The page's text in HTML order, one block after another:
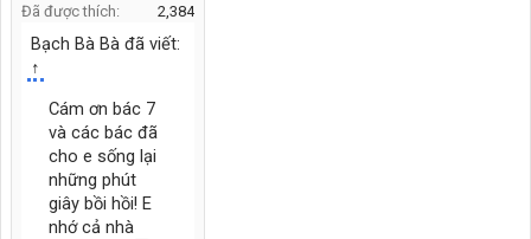
Đã được thích:
2,384
Bạch Bà Bà đã viết:
↑
Cám ơn bác 7
và các bác đã
cho e sống lại
những phút
giây bồi hồi! E
nhớ cả nhà